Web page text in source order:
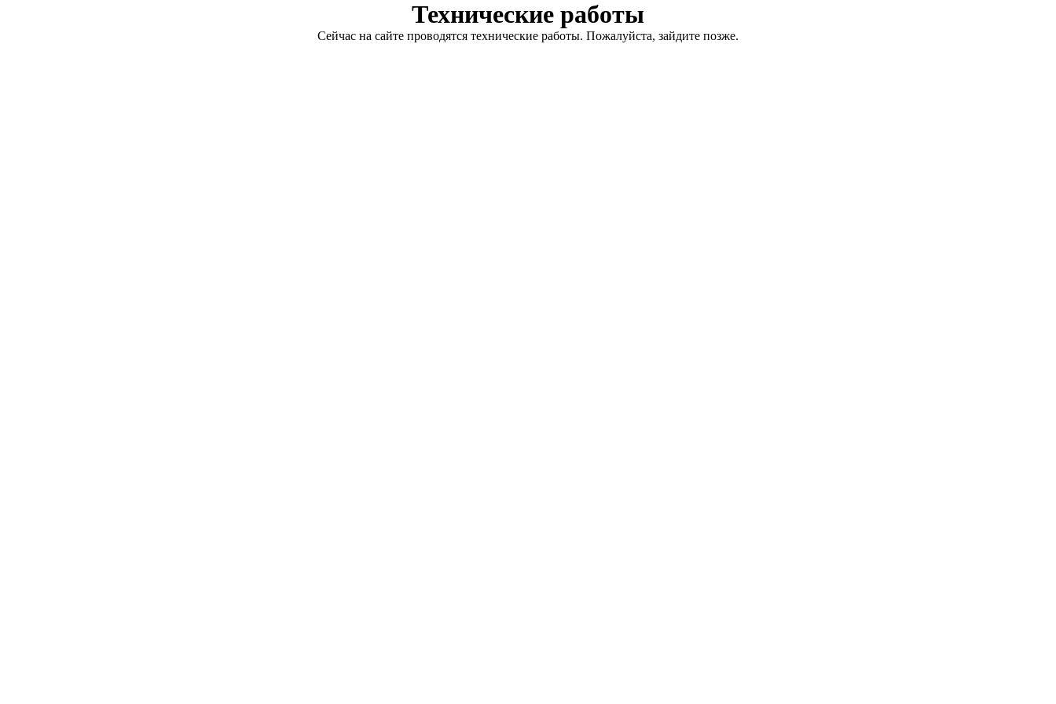
Технические работы
Сейчас на сайте проводятся технические работы. Пожалуйста, зайдите позже.